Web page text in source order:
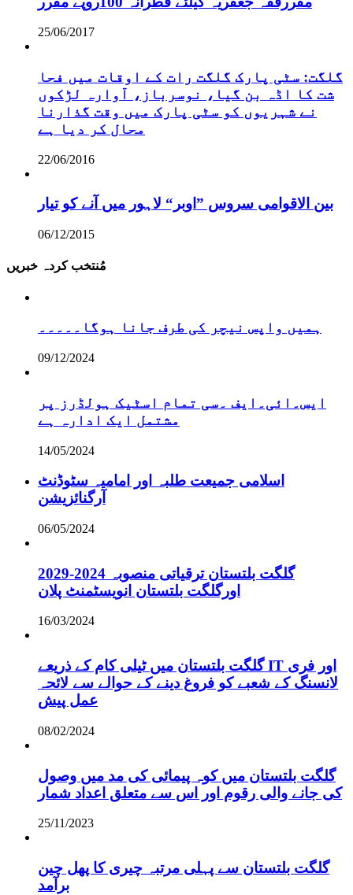
25/06/2017
گلگت: سٹی پارک گلگت رات کے اوقات میں فحا
شت کا اڈہ بن گیا، نوسرباز، آوارہ لڑکوں
نے شہریوں کو سٹی پارک میں وقت گذارنا
محال کر دیا ہے
22/06/2016
بین الاقوامی سروس ”اوبر“ لاہور میں آنے کو تیار
06/12/2015
مُنتخب کردہ خبریں
ہمیں واپس نیچر کی طرف جانا ہوگا۔۔۔۔۔
09/12/2024
ایس۔ائی۔ایف ۔سی تمام اسٹیک ہولڈرز پر
مشتمل ایک ادارہ ہے
14/05/2024
اسلامی جمیعت طلبہ اور امامیہ سٹوڈنٹ
آرگنائزیشن
06/05/2024
گلگت بلتستان ترقیاتی منصوبہ 2024-2029
اورگلگت بلتستان انویسٹمنٹ پلان
16/03/2024
گلگت بلتستان میں ٹیلی کام کے ذریعے IT اور فری
لانسنگ کے شعبے کو فروغ دینے کے حوالے سے لائحہ
عمل پیش
08/02/2024
گلگت بلتستان میں کوہ پیمائی کی مد میں وصول
کی جانے والی رقوم اور اس سے متعلق اعداد شمار
25/11/2023
گلگت بلتستان سے پہلی مرتبہ چیری کا پھل چین
برآمد